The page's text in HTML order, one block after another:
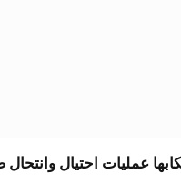
عمليات احتيال